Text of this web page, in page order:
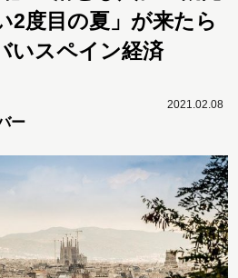
2度目の夏」が来たら
いスペイン経済
ー
2021.02.08